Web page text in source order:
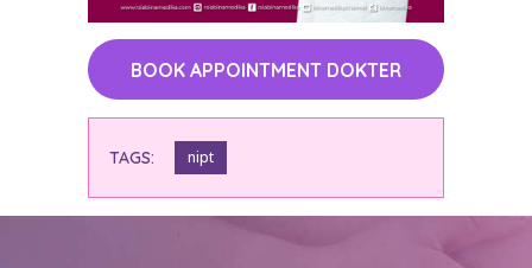
BOOK APPOINTMENT DOKTER
TAGS: nipt